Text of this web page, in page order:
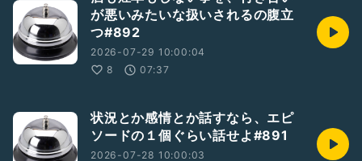
が悪いみたいな扱いされるの腹立
つ#892
2026-07-29 10:00:04
8
07:37
状況とか感情とか話すなら、エピ
ソードの１個ぐらい話せよ#891
2026-07-28 10:00:03